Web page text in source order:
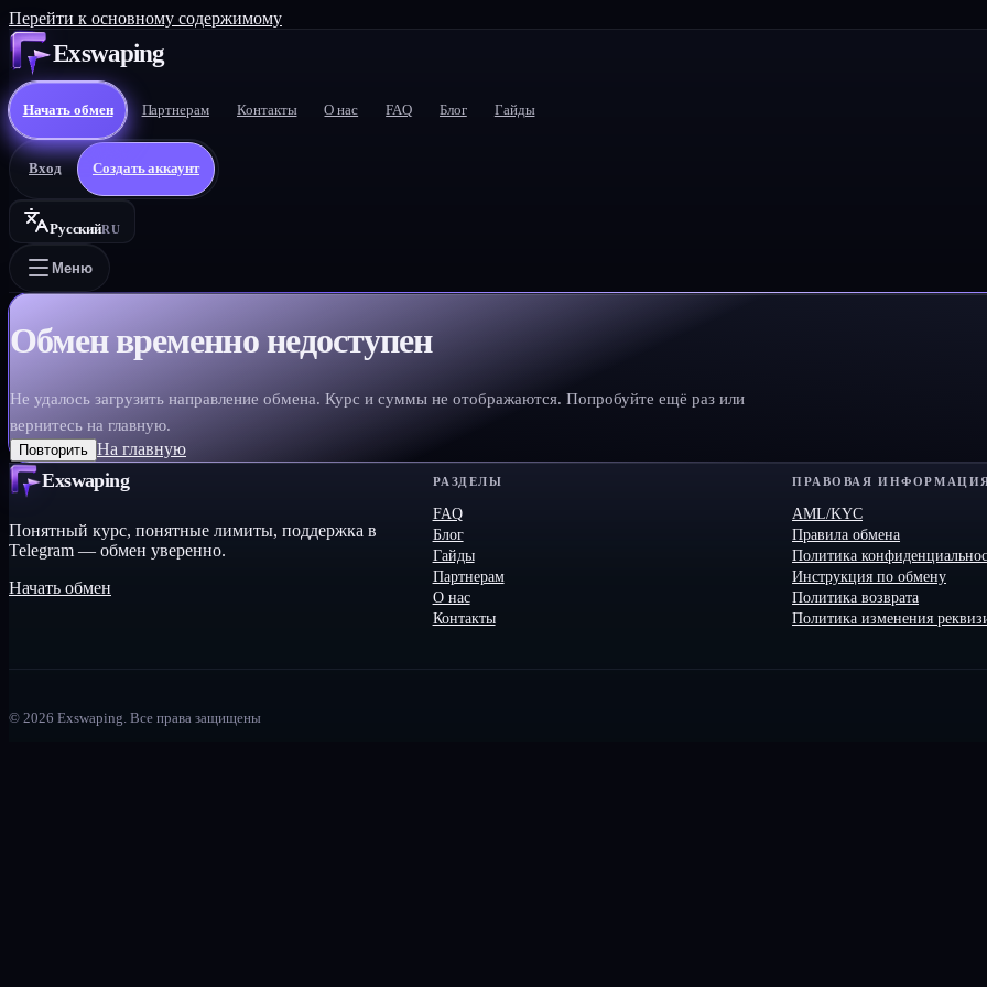
Перейти к основному содержимому
Exswaping
Начать обмен Партнерам Контакты О нас FAQ Блог Гайды
Вход Создать аккаунт
РусскийRU
Меню
Обмен временно недоступен
Не удалось загрузить направление обмена. Курс и суммы не отображаются. Попробуйте ещё раз или
вернитесь на главную.
Повторить На главную
Exswaping
Понятный курс, понятные лимиты, поддержка в
Telegram — обмен уверенно.
Начать обмен
РАЗДЕЛЫ
FAQ
Блог
Гайды
Партнерам
О нас
Контакты
ПРАВОВАЯ
AML/KYC
Правила обмена
Политика
Инструкция по обмену
Политика возврата
Политика изменения
© 2026 Exswaping. Все права защищены